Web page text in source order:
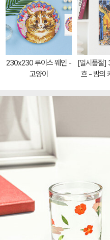
230x230 루이스 웨인 -
고양이
[일시품절]
흐 - 밤의